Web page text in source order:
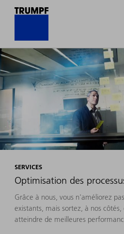
SERVICES
Optimisation des
Grâce à nous, vous n'améliorez
existants, mais sortez, à nos
atteindre de meilleures